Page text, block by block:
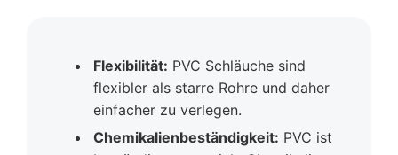
Flexibilität: PVC Schläuche sind
flexibler als starre Rohre und daher
einfacher zu verlegen.
Chemikalienbeständigkeit: PVC ist